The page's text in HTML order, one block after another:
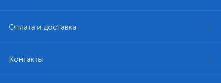
Оплата и доставка
Контакты